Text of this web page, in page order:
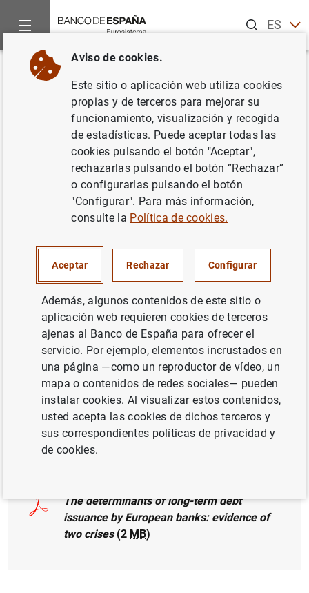
ESEN
Inicio Publicaciones
Volver
The determinants of long-term
debt issuance by European
banks: evidence of two crises
Gonzálezy Jing Yang
CRISIS
COMPETITIVIDAD MERCADOS FINANCIEROS
FINANZAS EMPRESARIALES
Documento completo
The determinants of long-term debt
issuance by European banks: evidence of
two crises(2 MB)
Aviso de cookies.
Este sitio o aplicación web utiliza cookies
propias y de terceros para mejorar su
funcionamiento, visualización y recogida
de estadísticas. Puede aceptar todas las
cookies pulsando el botón "Aceptar",
rechazarlas pulsando el botón “Rechazar”
o configurarlas pulsando el botón
"Configurar". Para más información,
consulte la Política de cookies.
Aceptar Rechazar Configurar
Además, algunos contenidos de este sitio o
aplicación web requieren cookies de terceros
ajenas al Banco de España para ofrecer el
servicio. Por ejemplo, elementos incrustados en
una página —como un reproductor de vídeo, un
mapa o contenidos de redes sociales— pueden
instalar cookies. Al visualizar estos contenidos,
usted acepta las cookies de dichos terceros y
sus correspondientes políticas de privacidad y
de cookies.